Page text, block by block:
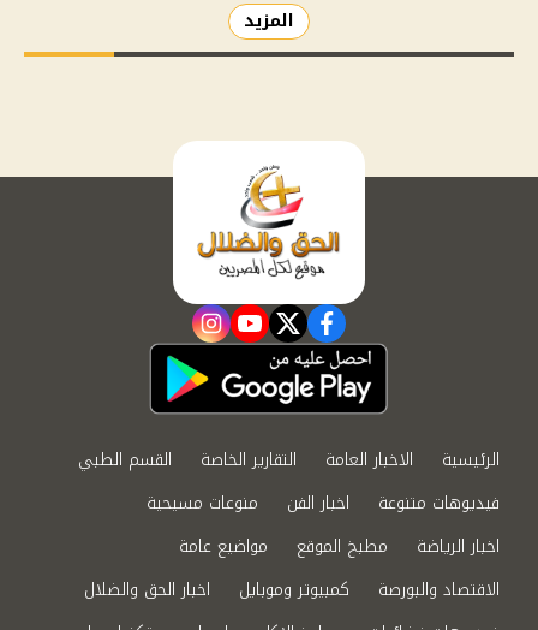
المزيد
facebook
twitter
youtube
instagram
الرئيسية الاخبار العامة التقارير الخاصة
القسم الطبي
فيديوهات متنوعة
اخبار الفن
منوعات مسيحية
اخبار الرياضة
مطبخ الموقع
مواضيع عامة
الاقتصاد والبورصة
كمبيوتر وموبايل
اخبار الحق والضلال